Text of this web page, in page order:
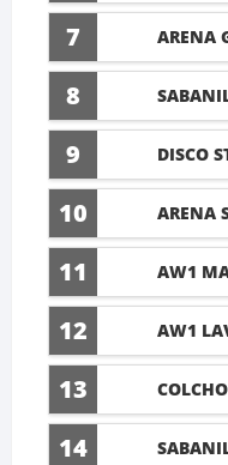
7 ARENA
8
9 DISCO
10 ARENA
11 AW1
12 AW1
13
14